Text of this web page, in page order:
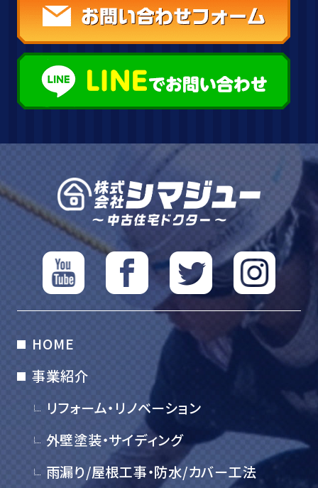
HOME
事業紹介
リフォーム・リノベーション
外壁塗装・サイディング
雨漏り/屋根工事・防水/カバー工法